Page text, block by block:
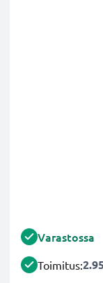
Varastossa
Toimitus: